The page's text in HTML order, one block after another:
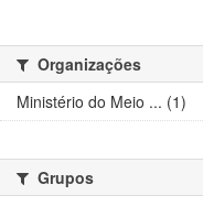
Organizações
Ministério do Meio ... (1)
Grupos